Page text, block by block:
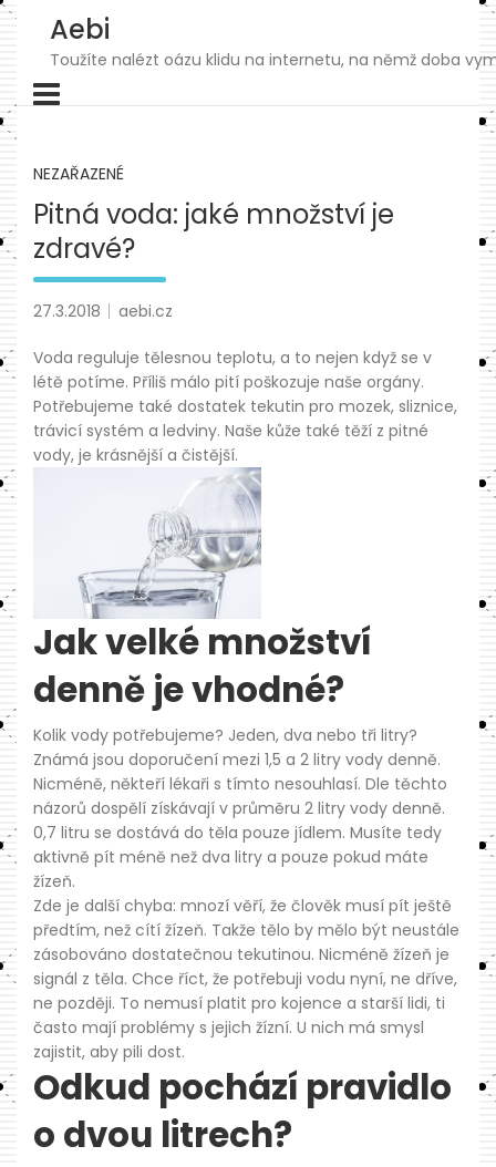
content
Aebi
Toužíte nalézt oázu klidu na internetu, na němž doba
NEZAŘAZENÉ
Pitná voda: jaké množství je
zdravé?
27.3.2018 aebi.cz
Voda reguluje tělesnou teplotu, a to nejen když se v
létě potíme. Příliš málo pití poškozuje naše orgány.
Potřebujeme také dostatek tekutin pro mozek, sliznice,
trávicí systém a ledviny. Naše kůže také těží z pitné
vody, je krásnější a čistější.
Jak velké množství
denně je vhodné?
Kolik vody potřebujeme? Jeden, dva nebo tři litry?
Známá jsou doporučení mezi 1,5 a 2 litry vody denně.
Nicméně, někteří lékaři s tímto nesouhlasí. Dle těchto
názorů dospělí získávají v průměru 2 litry vody denně.
0,7 litru se dostává do těla pouze jídlem. Musíte tedy
aktivně pít méně než dva litry a pouze pokud máte
žízeň.
Zde je další chyba: mnozí věří, že člověk musí pít ještě
předtím, než cítí žízeň. Takže tělo by mělo být neustále
zásobováno dostatečnou tekutinou. Nicméně žízeň je
signál z těla. Chce říct, že potřebuji vodu nyní, ne dříve,
ne později. To nemusí platit pro kojence a starší lidi, ti
často mají problémy s jejich žízní. U nich má smysl
zajistit, aby pili dost.
Odkud pochází pravidlo
o dvou litrech?